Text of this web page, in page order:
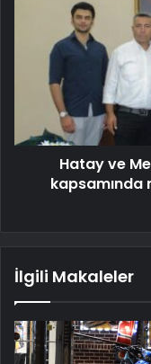
Hatay ve
kapsamında
İlgili Makaleler